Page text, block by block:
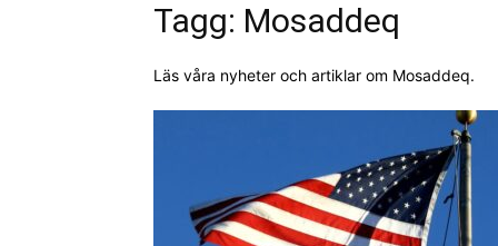
Tagg: Mosaddeq
Läs våra nyheter och artiklar om Mosaddeq.